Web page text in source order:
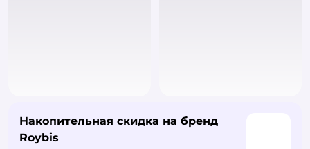
Накопительная скидка на бренд
Roybis